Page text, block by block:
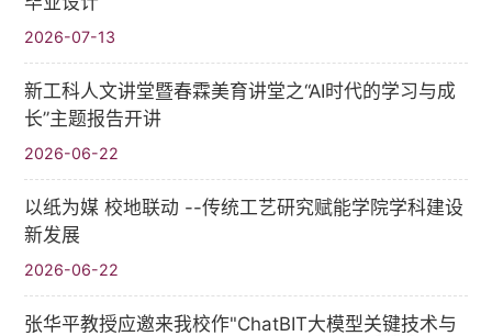
2026-07-13
新工科人文讲堂暨春霖美育讲堂之“AI时代的学习与成
长”主题报告开讲
2026-06-22
以纸为媒 校地联动 --传统工艺研究赋能学院学科建设
新发展
2026-06-22
张华平教授应邀来我校作"ChatBIT大模型关键技术与